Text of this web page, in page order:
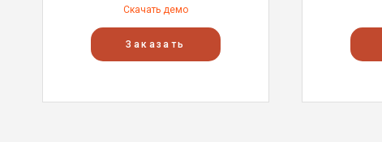
Скачать демо
Заказать